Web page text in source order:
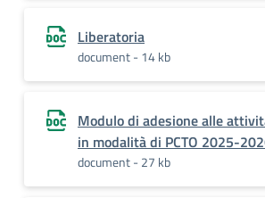
Liberatoria
document - 14 kb
Modulo di adesione alle
in modalità di PCTO 2025-
document - 27 kb